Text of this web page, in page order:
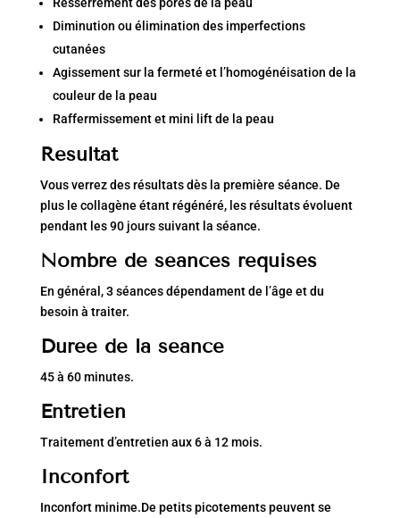
Diminution ou élimination des imperfections
cutanées
Agissement sur la fermeté et l’homogénéisation de la
couleur de la peau
Raffermissement et mini lift de la peau
Résultat
Vous verrez des résultats dès la première séance. De
plus le collagène étant régénéré, les résultats évoluent
pendant les 90 jours suivant la séance.
Nombre de séances requises
En général, 3 séances dépendament de l’âge et du
besoin à traiter.
Durée de la séance
45 à 60 minutes.
Entretien
Traitement d’entretien aux 6 à 12 mois.
Inconfort
Inconfort minime.De petits picotements peuvent se